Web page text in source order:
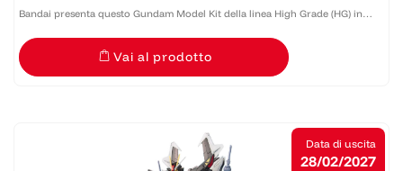
Bandai presenta questo Gundam Model Kit della linea High Grade (HG) in
scala 1:144 caratterizzato da buona qualità e costo accessibile. Realizzato in
PVC, necessita di montaggio.Vai al prodotto
Data di uscita
28/02/2027